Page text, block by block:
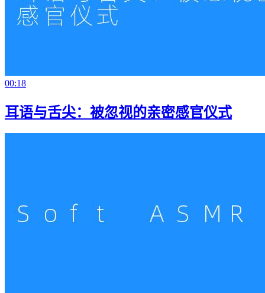
00:18
耳语与舌尖：被忽视的亲密感官仪式